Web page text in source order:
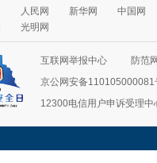
人民网 新华网
中国网
光明网
互联网举报中心
防范
京公网安备110105000081
12300电信用户申诉受理中